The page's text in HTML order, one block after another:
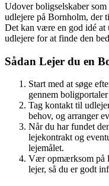
Udover boligselskaber
udlejere på Bornholm, der
Det kan være en god idé at
udlejere for at finde den
Sådan Lejer du en
Start med at søge
gennem
Tag kontakt til
behov, og arranger
Når du har fundet
lejekontrakt og
lejemålet.
Vær opmærksom på
lejer, så du er godt